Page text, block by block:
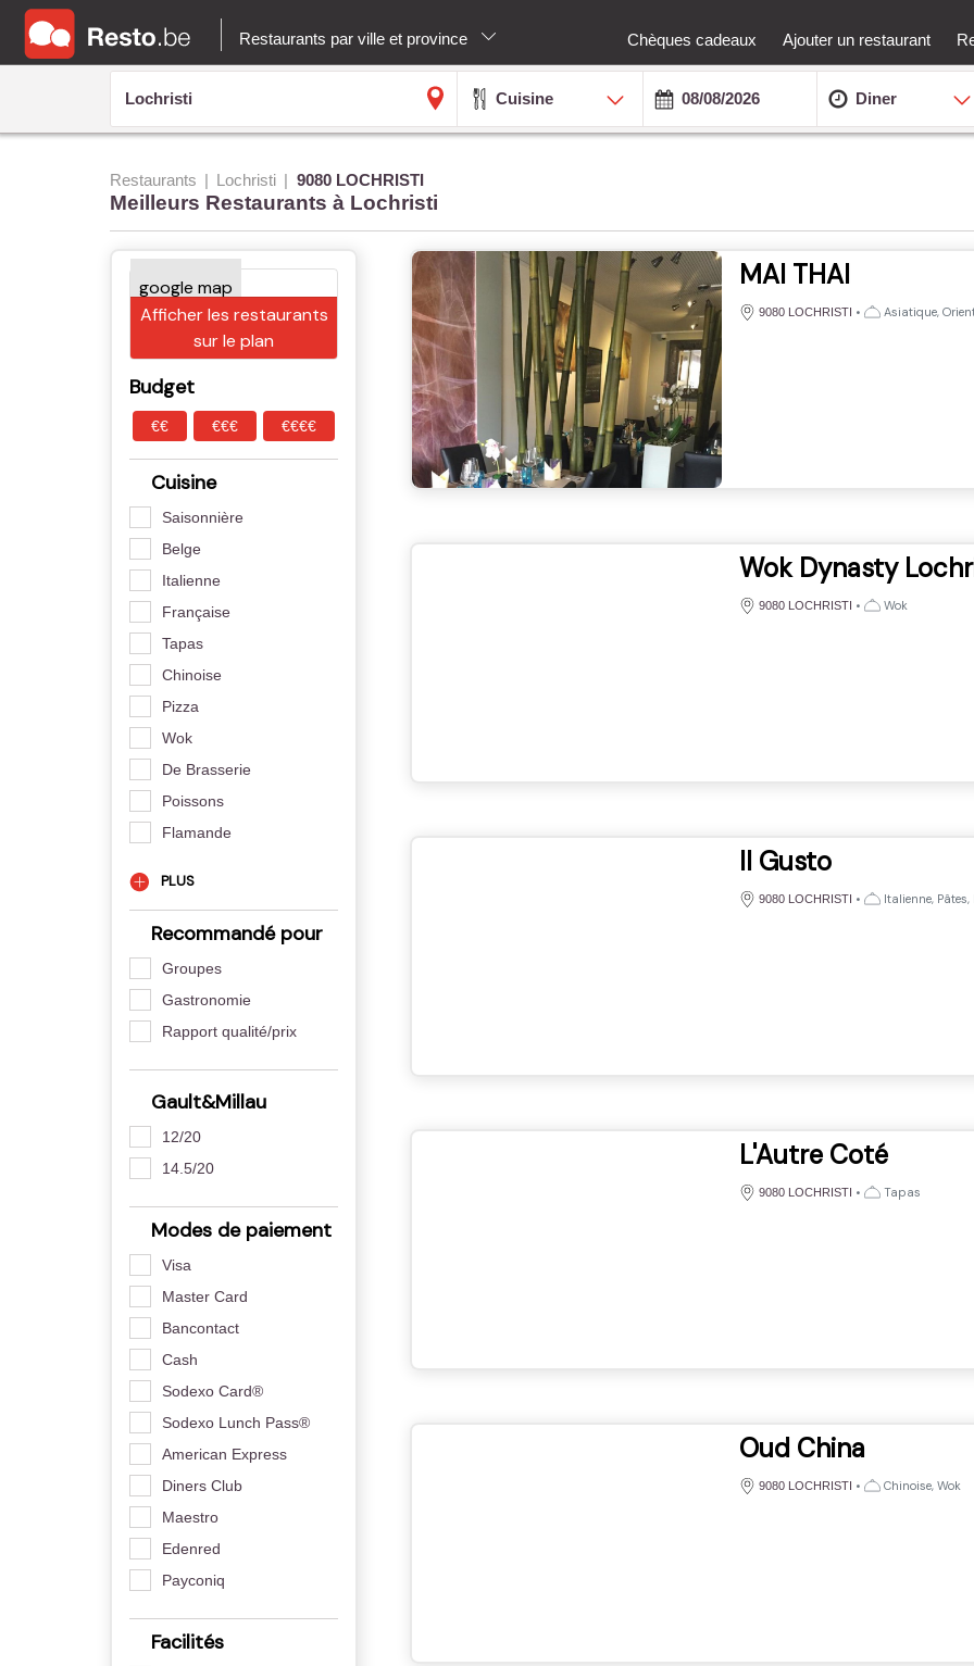
Restaurants par ville et province Chèques cadeaux Ajouter un restaurant
Cuisine Diner
Restaurants Lochristi 9080 LOCHRISTI
Meilleurs Restaurants à Lochristi
Afficher les restaurants
sur le plan
Budget
€€ €€€ €€€€
Cuisine
Saisonnière
Belge
Italienne
Française
Tapas
Chinoise
Pizza
Wok
De Brasserie
Poissons
Flamande
PLUS
Recommandé pour
Groupes
Gastronomie
Rapport qualité/prix
Gault&Millau
12/20
14.5/20
Modes de paiement
Visa
Master Card
Bancontact
Cash
Sodexo Card®
Sodexo Lunch Pass®
American Express
Diners Club
Maestro
Edenred
Payconiq
Facilités
MAI THAI
9080 LOCHRISTI • Asiatique,
Wok Dynasty
9080 LOCHRISTI • Wok
Il Gusto
9080 LOCHRISTI • Italienne, Pâtes,
L'Autre Coté
9080 LOCHRISTI • Tapas
Oud China
9080 LOCHRISTI • Chinoise, Wok